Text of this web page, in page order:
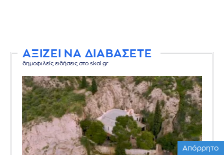
ΑΞΙΖΕΙ ΝΑ ΔΙΑΒΑΣΕΤΕ
δημοφιλείς ειδήσεις στο skai.gr
Απόρρητο